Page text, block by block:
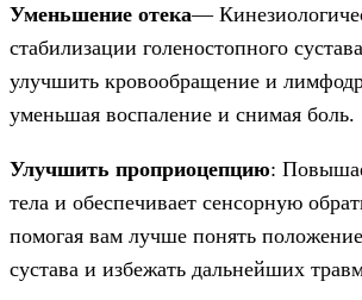
Уменьшение отека—
стабилизации голеностопного
улучшить кровообращение и
уменьшая воспаление и снимая боль.
Улучшить проприоцепцию:
тела и обеспечивает сенсорную
помогая вам лучше понять
сустава и избежать дальнейших